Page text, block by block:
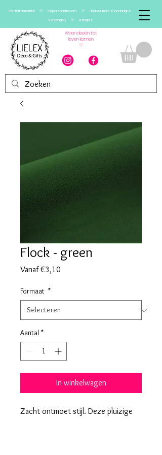
Plottermateriaal ♡ Gepersonaliseerd ♡ Doopsuikers & bedankjes
Verzenden ♡ Afhalen
Waar ideeën tot
leven komen
♡
Flock - green
Vanaf€3,10
Formaat *
Aantal *
In winkelwagen
Zacht ontmoet stijl. Deze pluizige